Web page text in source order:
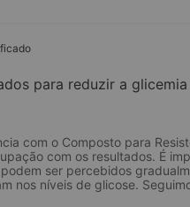
para reduzir a
com o Composto para
com os resultados. É
ser percebidos
nos níveis de glicose.